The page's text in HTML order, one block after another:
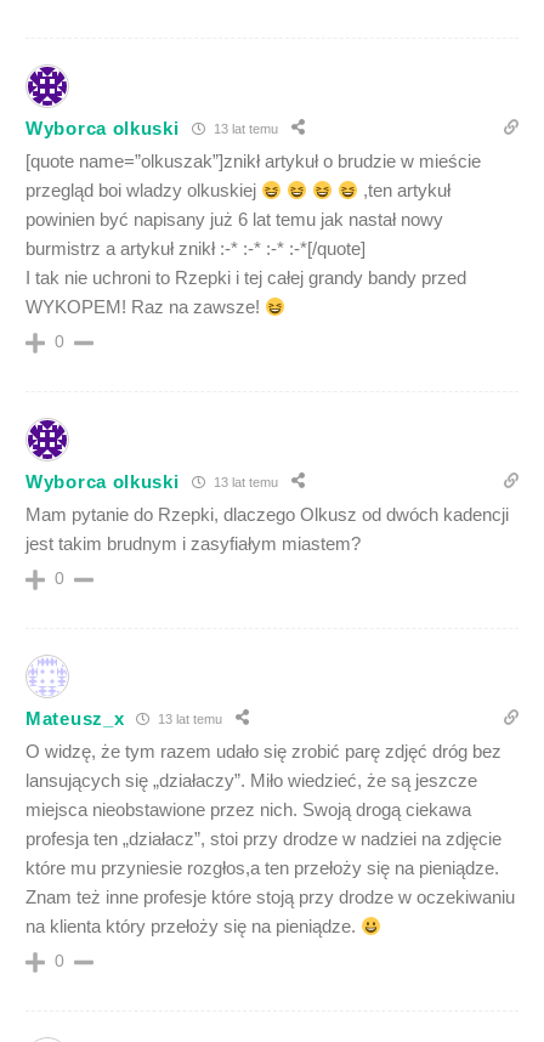
Wyborca olkuski 13 lat temu
[quote name=”olkuszak”]znikł artykuł o brudzie w mieście
przegląd boi wladzy olkuskiej
,ten artykuł
powinien być napisany już 6 lat temu jak nastał nowy
burmistrz a artykuł znikł :-* :-* :-* :-*[/quote]
I tak nie uchroni to Rzepki i tej całej grandy bandy przed
WYKOPEM! Raz na zawsze!
0
Wyborca olkuski 13 lat temu
Mam pytanie do Rzepki, dlaczego Olkusz od dwóch kadencji
jest takim brudnym i zasyfiałym miastem?
0
Mateusz_x 13 lat temu
O widzę, że tym razem udało się zrobić parę zdjęć dróg bez
lansujących się „działaczy”. Miło wiedzieć, że są jeszcze
miejsca nieobstawione przez nich. Swoją drogą ciekawa
profesja ten „działacz”, stoi przy drodze w nadziei na zdjęcie
które mu przyniesie rozgłos,a ten przełoży się na pieniądze.
Znam też inne profesje które stoją przy drodze w oczekiwaniu
na klienta który przełoży się na pieniądze.
0